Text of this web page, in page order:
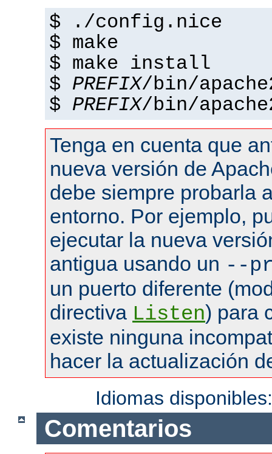
$ ./config.nice
$ make
$ make install
$ PREFIX/bin/
$ PREFIX/bin/
Tenga en cuenta que
nueva versión de
debe siempre probarla
entorno. Por ejemplo,
ejecutar la nueva
antigua usando un --
un puerto diferente
directiva Listen) para
existe ninguna
hacer la actualización
Idiomas
Comentarios